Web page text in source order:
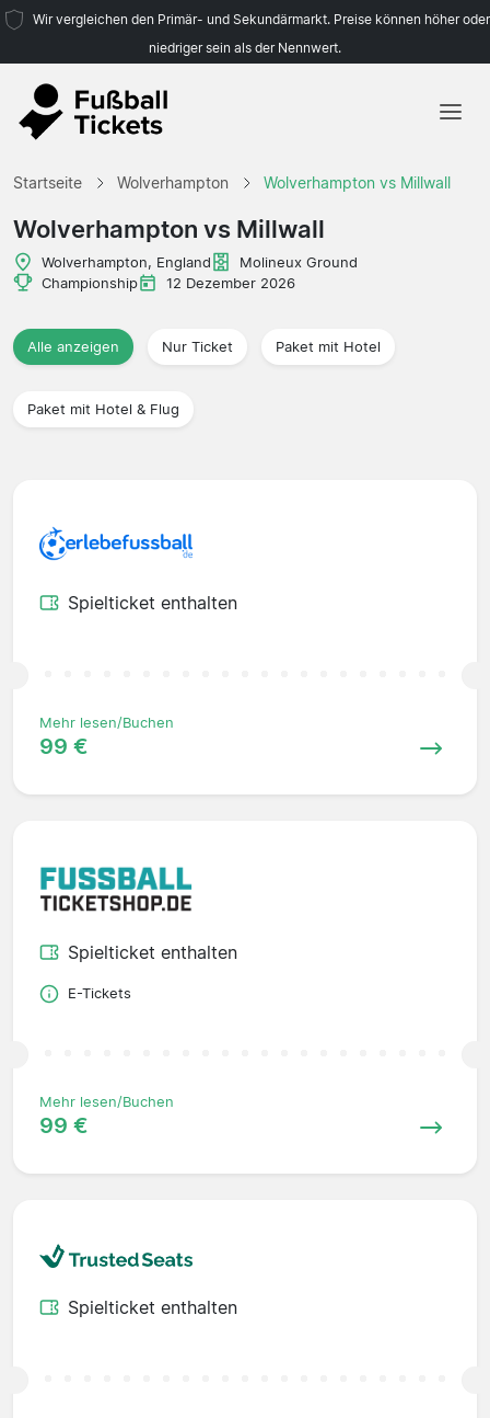
Wir vergleichen den Primär- und Sekundärmarkt. Preise können höher oder
niedriger sein als der Nennwert.
Reisebüros
Startseite Wolverhampton Wolverhampton vs Millwall
Wolverhampton vs Millwall
Wolverhampton, England
Molineux Ground
Championship
12 Dezember 2026
Alle anzeigen Nur Ticket Paket mit Hotel
Paket mit Hotel & Flug
Spielticket enthalten
Mehr lesen/Buchen
99 €
Spielticket enthalten
E-Tickets
Mehr lesen/Buchen
99 €
Spielticket enthalten